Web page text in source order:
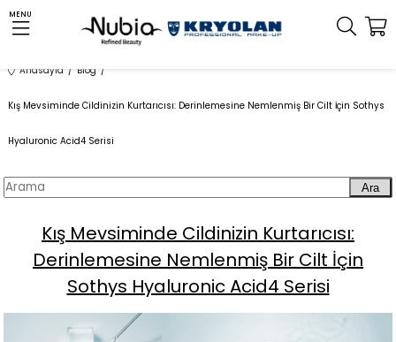
MENU
Anasayfa Blog
Kış Mevsiminde Cildinizin Kurtarıcısı: Derinlemesine Nemlenmiş Bir Cilt İçin Sothys
Hyaluronic Acid4 Serisi
Ara
Kış Mevsiminde Cildinizin Kurtarıcısı:
Derinlemesine Nemlenmiş Bir Cilt İçin
Sothys Hyaluronic Acid4 Serisi